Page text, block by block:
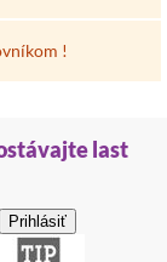
!
last
Prihlásiť